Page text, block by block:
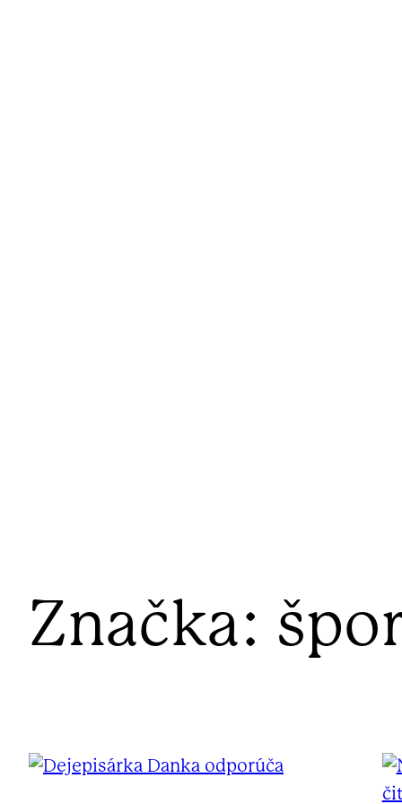
Značka: